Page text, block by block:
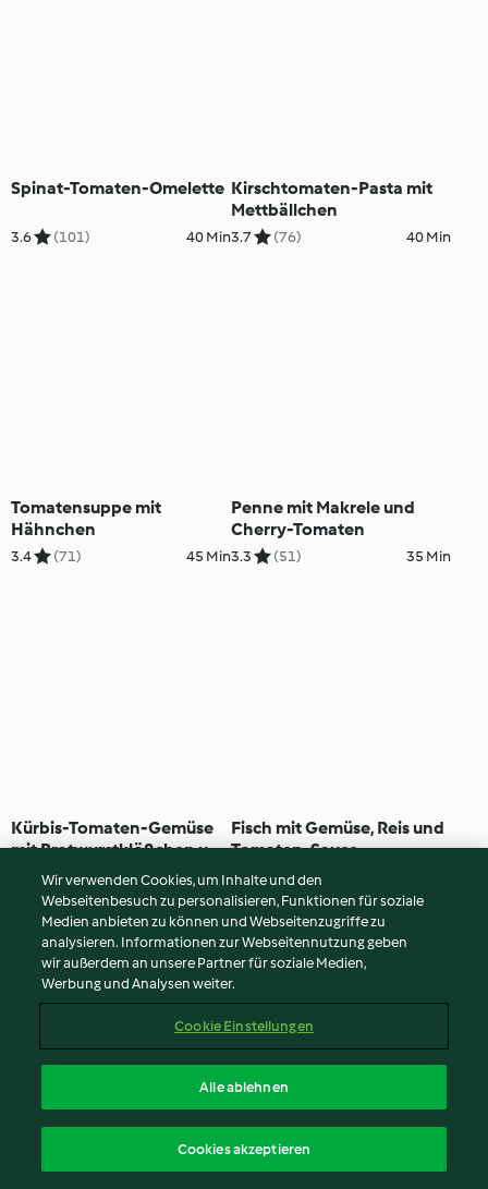
Spinat-Tomaten-Omelette
3.6 (101) 40 Min
Kirschtomaten-Pasta mit
Mettbällchen
3.7 (76) 40 Min
Tomatensuppe mit
Hähnchen
3.4 (71) 45 Min
Penne mit Makrele und
Cherry-Tomaten
3.3 (51) 35 Min
Kürbis-Tomaten-Gemüse
mit Bratwurstklößchen und
Kartoffeln
(45) 45 Min
Fisch mit Gemüse, Reis und
Tomaten-Sauce
3.7 (38)
Low-Carb-Gnocchi mit
Tomatensauce
Wir verwenden Cookies, um Inhalte und den
Webseitenbesuch zu personalisieren, Funktionen für soziale
Medien anbieten zu können und Webseitenzugriffe zu
analysieren. Informationen zur Webseitennutzung geben
wir außerdem an unsere Partner für soziale Medien,
Werbung und Analysen weiter.
Cookie Einstellungen
Alle ablehnen
Cookies akzeptieren